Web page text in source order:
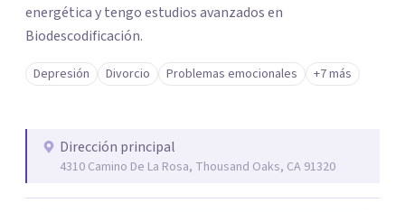
energética y tengo estudios avanzados en
Biodescodificación.
Depresión Divorcio Problemas emocionales +7 más
Dirección principal
4310 Camino De La Rosa, Thousand Oaks, CA 91320